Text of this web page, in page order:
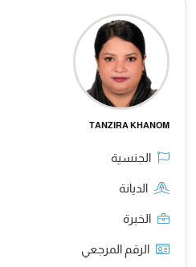
TANZIRA KHANOM
الجنسية
الديانة
الخبرة
الرقم المرجعي